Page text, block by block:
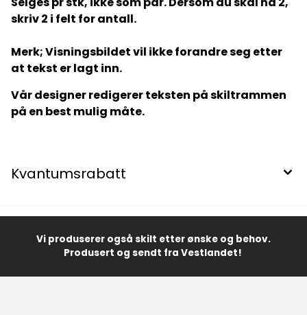
skriv 2 i felt for antall.
Merk; Visningsbildet vil ikke forandre seg etter
at tekst er lagt inn.
Vår designer redigerer teksten på skiltrammen
på en best mulig måte.
Kvantumsrabatt
Vi produserer også skilt etter ønske og behov.
Produsert og sendt fra Vestlandet!